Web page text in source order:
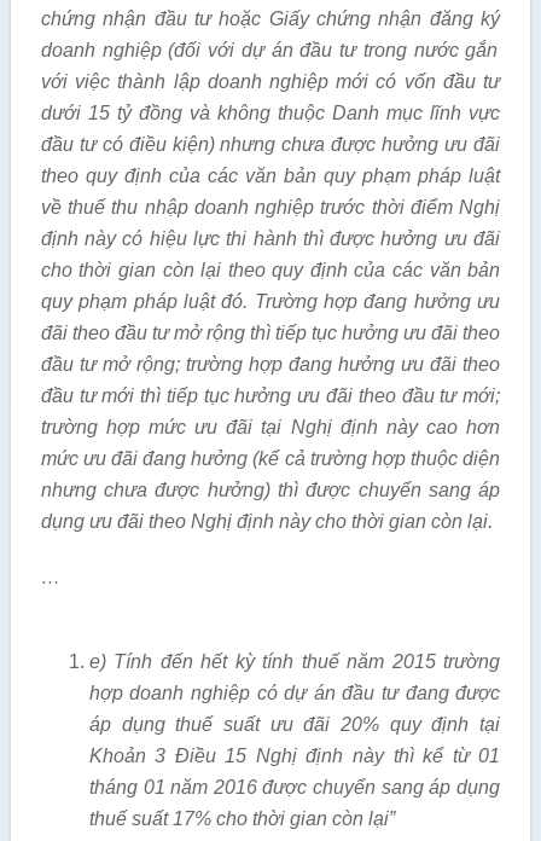
chứng nhận đầu tư hoặc Giấy chứng nhận đăng ký
doanh nghiệp (đối với dự án đầu tư trong nước gắn
với việc thành lập doanh nghiệp mới có vốn đầu tư
dưới 15 tỷ đồng và không thuộc Danh mục lĩnh vực
đầu tư có điều kiện) nhưng chưa được hưởng ưu đãi
theo quy định của các văn bản quy phạm pháp luật
về thuế thu nhập doanh nghiệp trước thời điểm Nghị
định này có hiệu lực thi hành thì được hưởng ưu đãi
cho thời gian còn lại theo quy định của các văn bản
quy phạm pháp luật đó. Trường hợp đang hưởng ưu
đãi theo đầu tư mở rộng thì tiếp tục hưởng ưu đãi theo
đầu tư mở rộng; trường hợp đang hưởng ưu đãi theo
đầu tư mới thì tiếp tục hưởng ưu đãi theo đầu tư mới;
trường hợp mức ưu đãi tại Nghị định này cao hơn
mức ưu đãi đang hưởng (kểcả trường hợp thuộc diện
nhưng chưa được hưởng) thì được chuyển sang áp
dụng ưuđãi theo Nghị định này cho thời gian còn lại.
…
e) Tính đến hết kỳ tính thuế năm 2015 trường
hợp doanh nghiệp có dự án đầu tư đang được
áp dụng thuế suất ưu đãi 20% quy định tại
Khoản 3 Điều 15 Nghị định này thì kểtừ 01
tháng 01 năm 2016 được chuyển sangáp dụng
thuế suất 17% cho thời gian còn lại”